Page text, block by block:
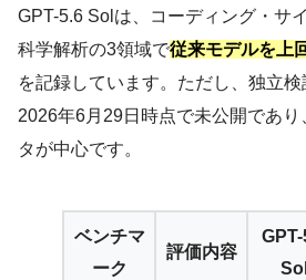
GPT-5.6 Solは、コーディング・サ
科学解析の3領域で従来モデルを上
を記録しています。ただし、独立
2026年6月29日時点で未公開であ
タが中心です。
ベンチマ
ーク
評価内容
GPT-
Sol